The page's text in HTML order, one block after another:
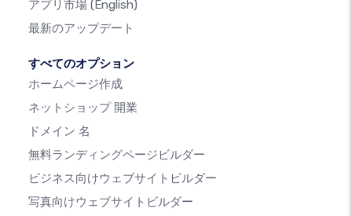
アプリ市場 (English)
最新のアップデート
すべてのオプション
ホームページ作成
ネットショップ 開業
ドメイン 名
無料ランディングページビルダー
ビジネス向けウェブサイトビルダー
写真向けウェブサイトビルダー